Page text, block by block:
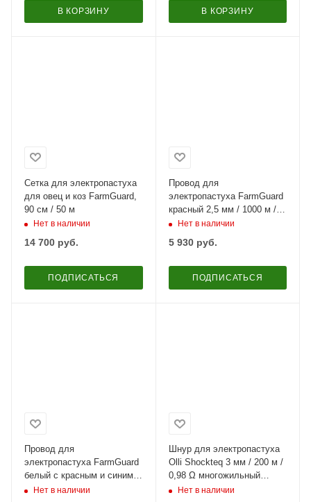
В КОРЗИНУ В КОРЗИНУ
Сетка для электропастуха
для овец и коз FarmGuard,
90 см / 50 м
Нет в наличии
14 700 руб.
ПОДПИСАТЬСЯ
Провод для
электропастуха FarmGuard
красный 2,5 мм / 1000 м /
6х0,16 мм
Нет в наличии
5 930руб.
ПОДПИСАТЬСЯ
Провод для
электропастуха FarmGuard
белый с красным и синим
2,5 мм / 1000 м / 3x0,3 мм
Нет в наличии
Шнур для электропастуха
Olli Shockteq 3 мм / 200 м /
0,98 Ω многожильный
Super-6
Нет в наличии